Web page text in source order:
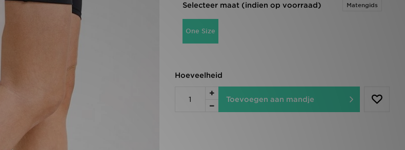
Selecteer maat (indien op voorraad) Matengids
One Size
Hoeveelheid
Toevoegen aan mandje